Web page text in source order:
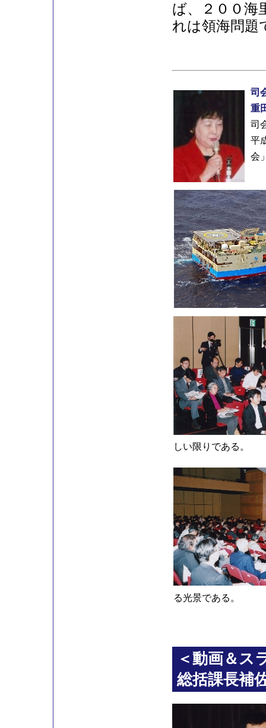
ば、２００海
れは領海問題
司
重
司
平
会
しい限りである。
る光景である。
＜動画＆ス
総括課長補